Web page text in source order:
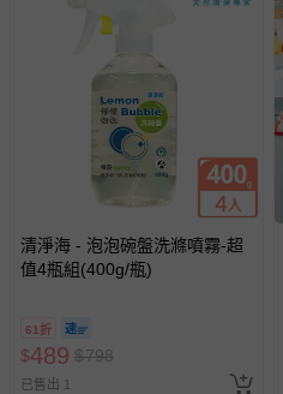
清淨海 - 泡泡碗盤洗滌噴霧-超
值4瓶組(400g/瓶)
61折
$489 $798
已售出 1